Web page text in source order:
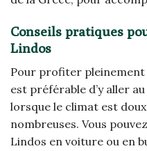
Conseils pratiques
Lindos
Pour profiter pleinement
est préférable d’y aller
lorsque le climat est
nombreuses. Vous
Lindos en voiture ou en